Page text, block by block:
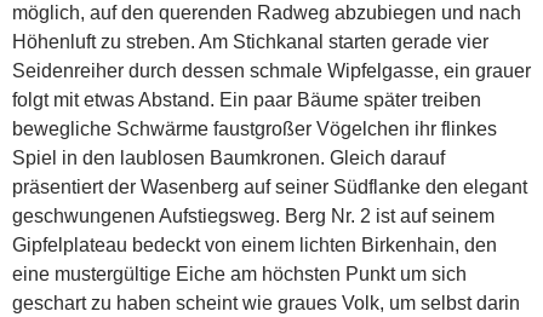
möglich, auf den querenden Radweg abzubiegen und nach
Höhenluft zu streben. Am Stichkanal starten gerade vier
Seidenreiher durch dessen schmale Wipfelgasse, ein grauer
folgt mit etwas Abstand. Ein paar Bäume später treiben
bewegliche Schwärme faustgroßer Vögelchen ihr flinkes
Spiel in den laublosen Baumkronen. Gleich darauf
präsentiert der Wasenberg auf seiner Südflanke den elegant
geschwungenen Aufstiegsweg. Berg Nr. 2 ist auf seinem
Gipfelplateau bedeckt von einem lichten Birkenhain, den
eine mustergültige Eiche am höchsten Punkt um sich
geschart zu haben scheint wie graues Volk, um selbst darin